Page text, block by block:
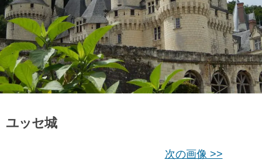
ユッセ城
次の画像 >>